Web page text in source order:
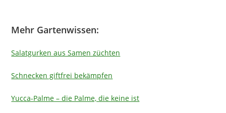
Mehr Gartenwissen:
Salatgurken aus Samen züchten
Schnecken giftfrei bekämpfen
Yucca-Palme – die Palme, die keine ist